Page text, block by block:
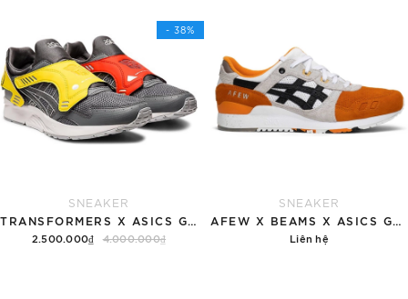
- 38%
SNEAKER
TRANSFORMERS X ASICS GEL LYTE 5 'MULTI-COLOR'
2.500.000₫ 4.000.000₫
SNEAKER
AFEW X BEAMS X ASICS GEL LYTE 3 'ORANGE KOI'
Liên hệ